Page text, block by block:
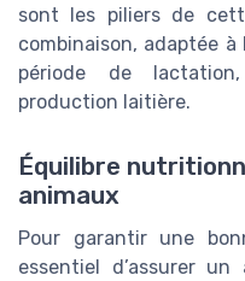
sont les piliers de
combinaison, adaptée
période de
production laitière.
Équilibre
animaux
Pour garantir une
essentiel d’assurer